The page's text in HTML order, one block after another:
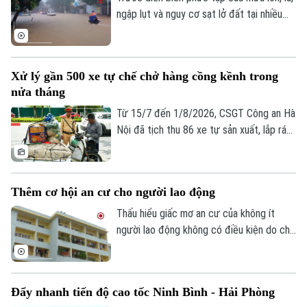
ngập lụt và nguy cơ sạt lở đất tại nhiều
triển khai các phương án ứng phó nhằm
phương tiện.
Xử lý gần 500 xe tự chế chở hàng cồng kềnh trong
nửa tháng
Từ 15/7 đến 1/8/2026, CSGT Công an Hà
Nội đã tịch thu 86 xe tự sản xuất, lắp ráp
phạt gần 243 triệu đồng, tạm giữ 8
phương tiện.
Thêm cơ hội an cư cho người lao động
Thấu hiểu giấc mơ an cư của không ít
người lao động không có điều kiện do chi
sách, chương trình hỗ trợ về nhà ở, góp
Đẩy nhanh tiến độ cao tốc Ninh Bình - Hải Phòng